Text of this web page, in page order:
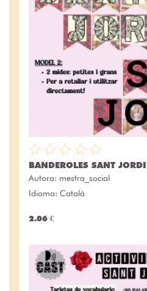
BANDEROLES SANT JORDI
Autora: mestra_social
Idioma: Català
2.06 €